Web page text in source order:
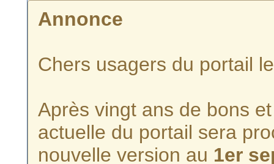
Annonce
Chers usagers du portail
Après vingt ans de bons
actuelle du portail sera
nouvelle version au 1er